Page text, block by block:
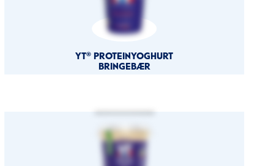
YT® PROTEINYOGHURT
BRINGEBÆR